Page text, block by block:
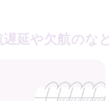
遅延や欠航のな